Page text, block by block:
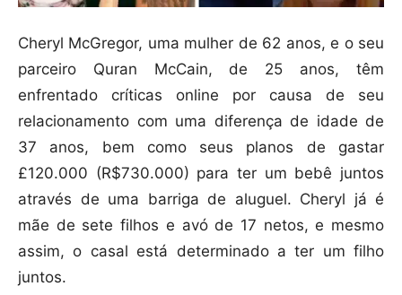
Cheryl McGregor, uma mulher de 62 anos, e o seu
parceiro Quran McCain, de 25 anos, têm
enfrentado críticas online por causa de seu
relacionamento com uma diferença de idade de
37 anos, bem como seus planos de gastar
£120.000 (R$730.000) para ter um bebê juntos
através de uma barriga de aluguel. Cheryl já é
mãe de sete filhos e avó de 17 netos, e mesmo
assim, o casal está determinado a ter um filho
juntos.